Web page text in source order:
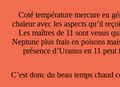
Coté température mercure en
chaleur avec les aspects qu’il
Les maîtres de 11 sont venus
Neptune plus frais en poisons
présence d’Uranus en 11
C’est donc du beau temps chaud